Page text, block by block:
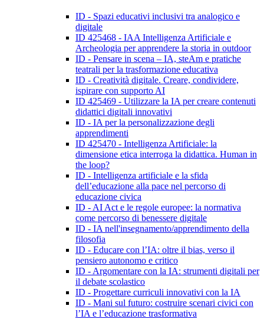
ID - Spazi educativi inclusivi tra analogico e
digitale
ID 425468 - IAA Intelligenza Artificiale e
Archeologia per apprendere la storia in outdoor
ID - Pensare in scena – IA, steAm e pratiche
teatrali per la trasformazione educativa
ID - Creatività digitale. Creare, condividere,
ispirare con supporto AI
ID 425469 - Utilizzare la IA per creare contenuti
didattici digitali innovativi
ID - IA per la personalizzazione degli
apprendimenti
ID 425470 - Intelligenza Artificiale: la
dimensione etica interroga la didattica. Human in
the loop?
ID - Intelligenza artificiale e la sfida
dell’educazione alla pace nel percorso di
educazione civica
ID - AI Act e le regole europee: la normativa
come percorso di benessere digitale
ID - IA nell'insegnamento/apprendimento della
filosofia
ID - Educare con l’IA: oltre il bias, verso il
pensiero autonomo e critico
ID - Argomentare con la IA: strumenti digitali per
il debate scolastico
ID - Progettare curriculi innovativi con la IA
ID - Mani sul futuro: costruire scenari civici con
l’IA e l’educazione trasformativa